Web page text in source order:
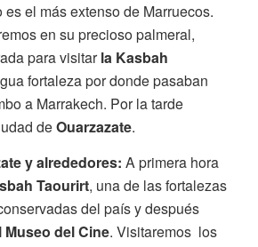
es el más extenso de Marruecos.
en su precioso palmeral,
para visitarla Kasbah
fortaleza por donde pasaban
a Marrakech. Por la tarde
deOuarzazate.
y alrededores: A primera hora
Taourirt, una de las fortalezas
del país y después
Museo del Cine. Visitaremos los